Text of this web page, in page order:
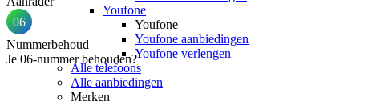
Youfone
Youfone
Youfone aanbiedingen
Youfone verlengen
Alle telefoons
Alle aanbiedingen
Merken
06
Nummerbehoud
Je 06-nummer behouden?